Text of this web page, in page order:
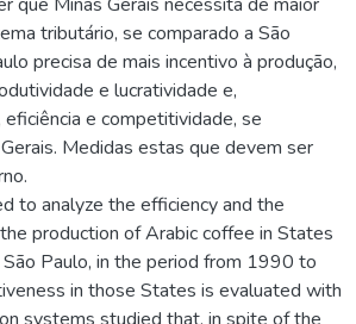
tributário, se comparado a São
precisa de mais incentivo à produção,
e lucratividade e,
e competitividade, se
Medidas estas que devem ser
to analyze the efficiency and the
production of Arabic coffee in States
Paulo, in the period from 1990 to
in those States is evaluated with